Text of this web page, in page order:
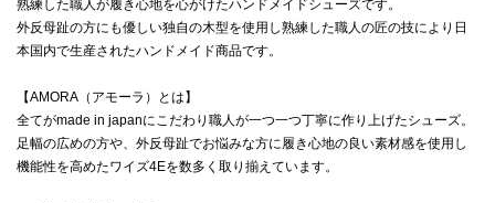
熟練した職人が履き心地を心がけたハンドメイドシューズです。
外反母趾の方にも優しい独自の木型を使用し熟練した職人の匠の技により日
本国内で生産されたハンドメイド商品です。
【AMORA（アモーラ）とは】
全てがmade in japanにこだわり職人が一つ一つ丁寧に作り上げたシューズ。
足幅の広めの方や、外反母趾でお悩みな方に履き心地の良い素材感を使用し
機能性を高めたワイズ4Eを数多く取り揃えています。